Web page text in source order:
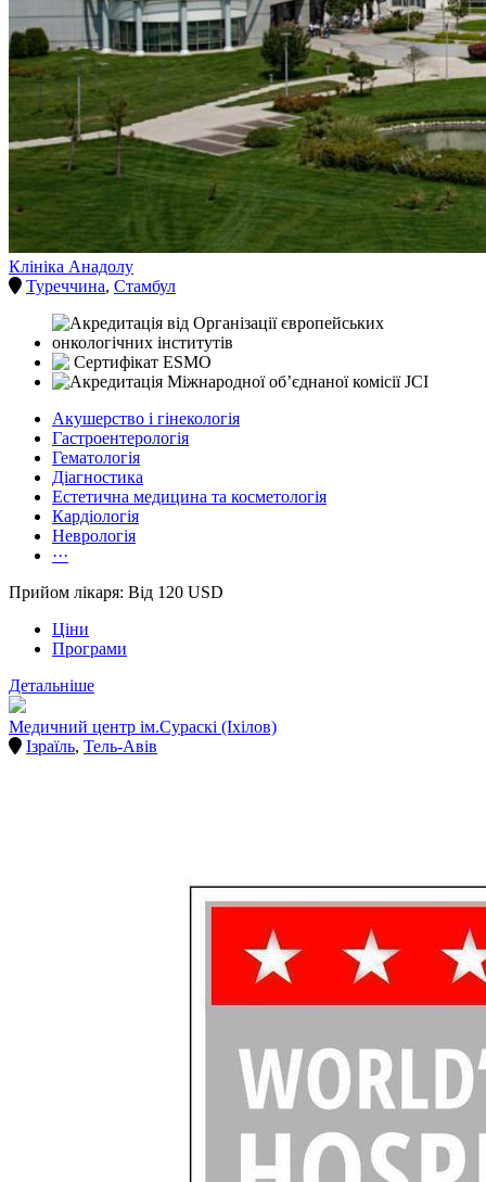
Клініка Анадолу
Туреччина, Стамбул
Акушерство і гінекологія
Гастроентерологія
Гематологія
Діагностика
Естетична медицина та косметологія
Кардіологія
Неврологія
···
Прийом лікаря: Від 120 USD
Ціни
Програми
Детальніше
Медичний центр ім.Сураскі (Іхілов)
Ізраїль, Тель-Авів